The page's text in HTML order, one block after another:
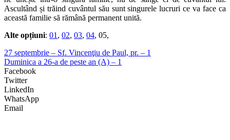
Ascultând și trăind cuvântul său sunt singurele lucruri ce va face ca
această familie să rămână permanent unită.
Alte opțiuni: 01 , 02, 03, 04, 05,
27 septembrie – Sf. Vincenţiu de Paul, pr. – 1
Duminica a 26-a de peste an (A) – 1
Facebook
Twitter
LinkedIn
WhatsApp
Email